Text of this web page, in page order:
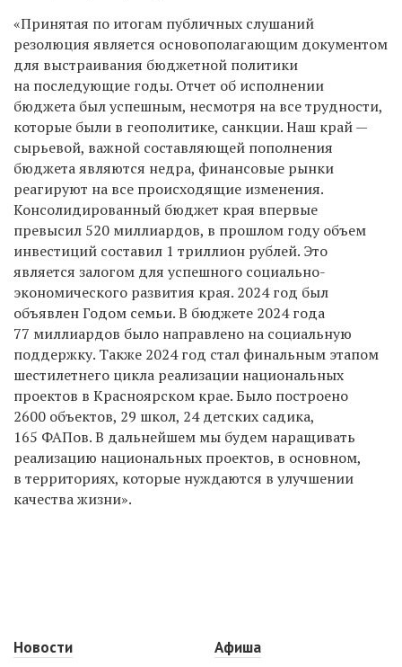
«Принятая по итогам публичных слушаний
резолюция является основополагающим документом
для выстраивания бюджетной политики
на последующие годы. Отчет об исполнении
бюджета был успешным, несмотря на все трудности,
которые были в геополитике, санкции. Наш край —
сырьевой, важной составляющей пополнения
бюджета являются недра, финансовые рынки
реагируют на все происходящие изменения.
Консолидированный бюджет края впервые
превысил 520 миллиардов, в прошлом году объем
инвестиций составил 1 триллион рублей. Это
является залогом для успешного социально-
экономического развития края. 2024 год был
объявлен Годом семьи. В бюджете 2024 года
77 миллиардов было направлено на социальную
поддержку. Также 2024 год стал финальным этапом
шестилетнего цикла реализации национальных
проектов в Красноярском крае. Было построено
2600 объектов, 29 школ, 24 детских садика,
165 ФАПов. В дальнейшем мы будем наращивать
реализацию национальных проектов, в основном,
в территориях, которые нуждаются в улучшении
качества жизни».
Новости
Афиша